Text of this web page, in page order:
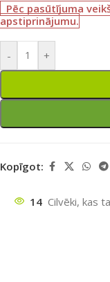
Pēc pasūtījuma
apstiprinājumu.
- +
Kopīgot:
14 Cilvēki, kas